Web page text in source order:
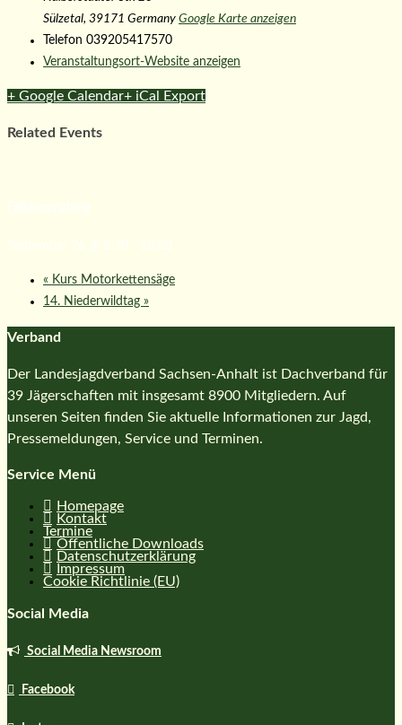
Sülzetal, 39171 Germany Google Karte anzeigen
Telefon 039205417570
Veranstaltungsort-Website anzeigen
+ Google Calendar+ iCal Export
Related Events
« Kurs Motorkettensäge
14. Niederwildtag »
Verband
Der Landesjagdverband Sachsen-Anhalt ist Dachverband für
39 Jägerschaften mit insgesamt 8900 Mitgliedern. Auf
unseren Seiten finden Sie aktuelle Informationen zur Jagd,
Pressemeldungen, Service und Terminen.
Service Menü
Homepage
Kontakt
Termine
Öffentliche Downloads
Datenschutzerklärung
Impressum
Cookie Richtlinie (EU)
Social Media
Social Media Newsroom
Facebook